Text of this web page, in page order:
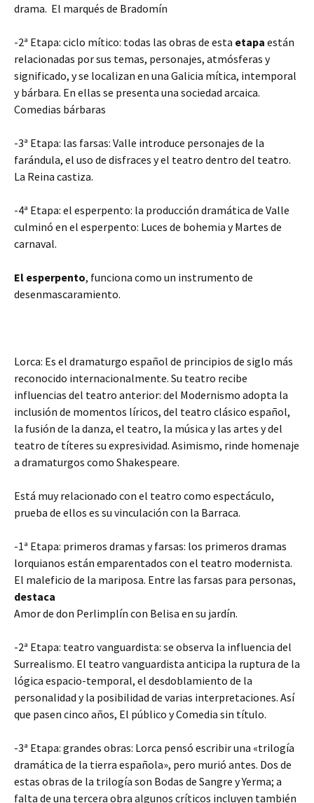
drama. El marqués de Bradomín
-2ª Etapa: ciclo mítico: todas las obras de esta etapa están
relacionadas por sus temas, personajes, atmósferas y
significado, y se localizan en una Galicia mítica, intemporal
y bárbara. En ellas se presenta una sociedad arcaica.
Comedias bárbaras
-3ª Etapa: las farsas: Valle introduce personajes de la
farándula, el uso de disfraces y el teatro dentro del teatro.
La Reina castiza.
-4ª Etapa: el esperpento: la producción dramática de Valle
culminó en el esperpento: Luces de bohemia y Martes de
carnaval.
El esperpento, funciona como un instrumento de
desenmascaramiento.
Lorca: Es el dramaturgo español de principios de siglo más
reconocido internacionalmente. Su teatro recibe
influencias del teatro anterior: del Modernismo adopta la
inclusión de momentos líricos, del teatro clásico español,
la fusión de la danza, el teatro, la música y las artes y del
teatro de títeres su expresividad. Asimismo, rinde homenaje
a dramaturgos como Shakespeare.
Está muy relacionado con el teatro como espectáculo,
prueba de ellos es su vinculación con la Barraca.
-1ª Etapa: primeros dramas y farsas: los primeros dramas
lorquianos están emparentados con el teatro modernista.
El maleficio de la mariposa. Entre las farsas para personas,
destaca
Amor de don Perlimplín con Belisa en su jardín.
-2ª Etapa: teatro vanguardista: se observa la influencia del
Surrealismo. El teatro vanguardista anticipa la ruptura de la
lógica espacio-temporal, el desdoblamiento de la
personalidad y la posibilidad de varias interpretaciones. Así
que pasen cinco años, El público y Comedia sin título.
-3ª Etapa: grandes obras: Lorca pensó escribir una «trilogía
dramática de la tierra española», pero murió antes. Dos de
estas obras de la trilogía son Bodas de Sangre y Yerma; a
falta de una tercera obra algunos críticos incluyen también